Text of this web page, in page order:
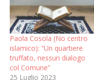
Paola Cosola (No centro
islamico): “Un quartiere
truffato, nessun dialogo
col Comune”
25 Luglio 2023